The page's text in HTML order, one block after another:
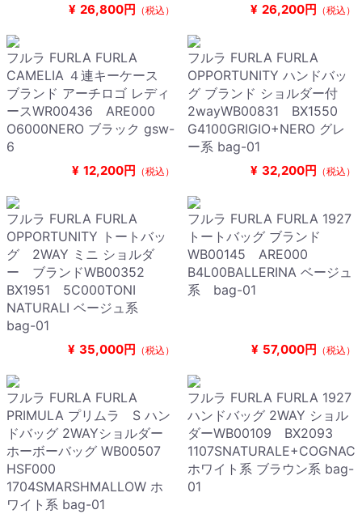
¥ 26,800円 （税込） ¥ 26,200円 （税込）
フルラ FURLA FURLA
CAMELIA ４連キーケース
ブランド アーチロゴ レディ
ースWR00436 ARE000
O6000NERO ブラック gsw-
6
¥ 12,200円 （税込）
フルラ FURLA FURLA
OPPORTUNITY ハンドバッ
グ ブランド ショルダー付
2wayWB00831 BX1550
G4100GRIGIO+NERO グレ
ー系 bag-01
¥ 32,200円 （税込）
フルラ FURLA FURLA
OPPORTUNITY トートバッ
グ 2WAY ミニ ショルダ
ー ブランドWB00352
BX1951 5C000TONI
NATURALI ベージュ系
bag-01
¥ 35,000円 （税込）
フルラ FURLA FURLA 1927
トートバッグ ブランド
WB00145 ARE000
B4L00BALLERINA ベージュ
系 bag-01
¥ 57,000円 （税込）
フルラ FURLA FURLA
PRIMULA プリムラ S ハン
ドバッグ 2WAYショルダー
ホーボーバッグ WB00507
HSF000
1704SMARSHMALLOW ホ
ワイト系 bag-01
フルラ FURLA FURLA 1927
ハンドバッグ 2WAY ショル
ダーWB00109 BX2093
1107SNATURALE+COGNAC
ホワイト系 ブラウン系 bag-
01